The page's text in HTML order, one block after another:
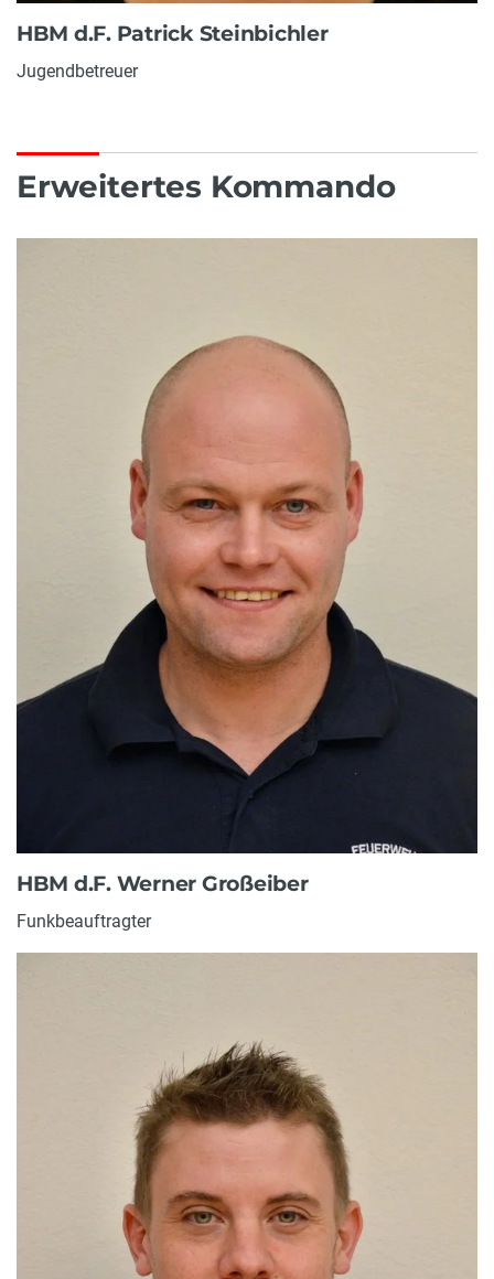
HBM d.F. Patrick Steinbichler
Jugendbetreuer
Erweitertes Kommando
HBM d.F. Werner Großeiber
Funkbeauftragter